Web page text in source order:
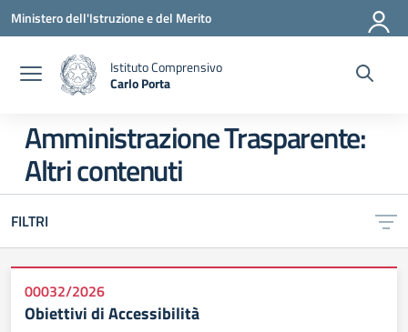
Vai ai contenuti
Vai al menu di navigazione
Vai al footer
Ministero dell'Istruzione e del Merito
Istituto Comprensivo
Carlo Porta
Amministrazione Trasparente:
Altri contenuti
FILTRI
00032/2026
Obiettivi di Accessibilità